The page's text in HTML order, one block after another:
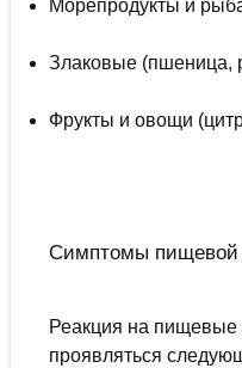
Морепродукты и
Злаковые (пшеница,
Фрукты и овощи
Симптомы пищевой
Реакция на
проявляться